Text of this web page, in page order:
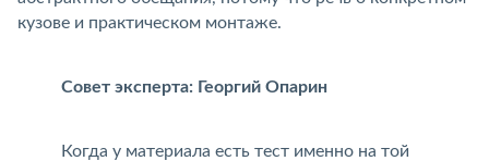
кузове и практическом монтаже.
Совет эксперта: Георгий Опарин
Когда у материала есть тест именно на той